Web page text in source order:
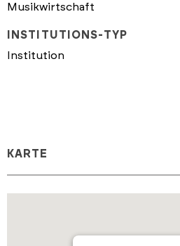
Musikwirtschaft
INSTITUTIONS-TYP
Institution
KARTE